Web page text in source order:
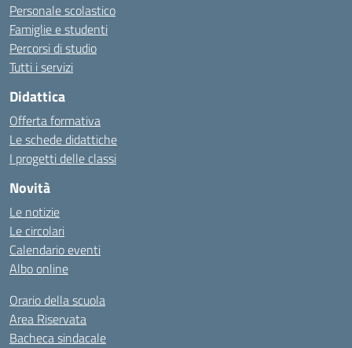
Personale scolastico
Famiglie e studenti
Percorsi di studio
Tutti i servizi
Didattica
Offerta formativa
Le schede didattiche
I progetti delle classi
Novità
Le notizie
Le circolari
Calendario eventi
Albo online
Orario della scuola
Area Riservata
Bacheca sindacale